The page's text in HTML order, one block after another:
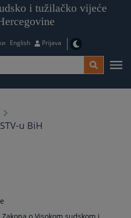
i tužilačko vijeće
English Prijava
u BiH